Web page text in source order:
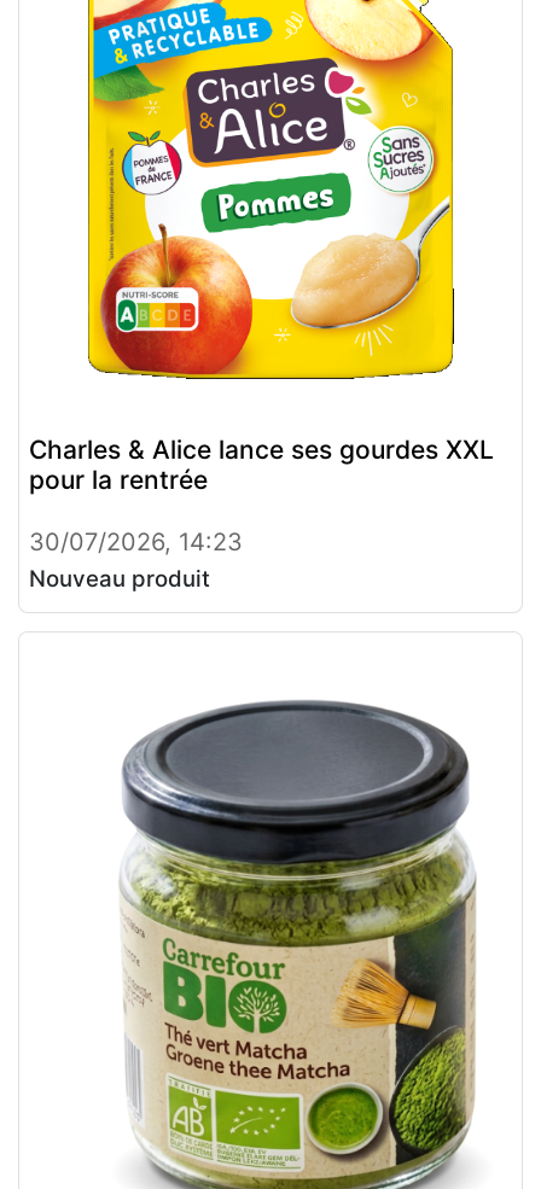
Charles & Alice lance ses gourdes XXL
pour la rentrée
30/07/2026, 14:23
Nouveau produit